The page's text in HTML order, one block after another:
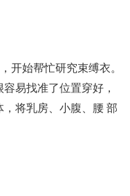
开始帮忙研究束缚衣。
易找准了位置穿好，
将乳房、小腹、腰 部